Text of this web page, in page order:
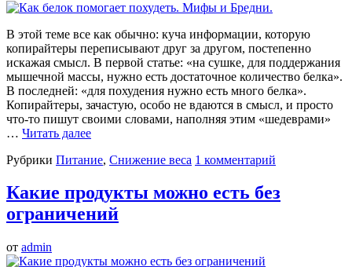
В этой теме все как обычно: куча информации, которую
копирайтеры переписывают друг за другом, постепенно
искажая смысл. В первой статье: «на сушке, для поддержания
мышечной массы, нужно есть достаточное количество белка».
В последней: «для похудения нужно есть много белка».
Копирайтеры, зачастую, особо не вдаются в смысл, и просто
что-то пишут своими словами, наполняя этим «шедеврами»
… Читать далее
Рубрики Питание, Снижение веса 1 комментарий
Какие продукты можно есть без
ограничений
от admin